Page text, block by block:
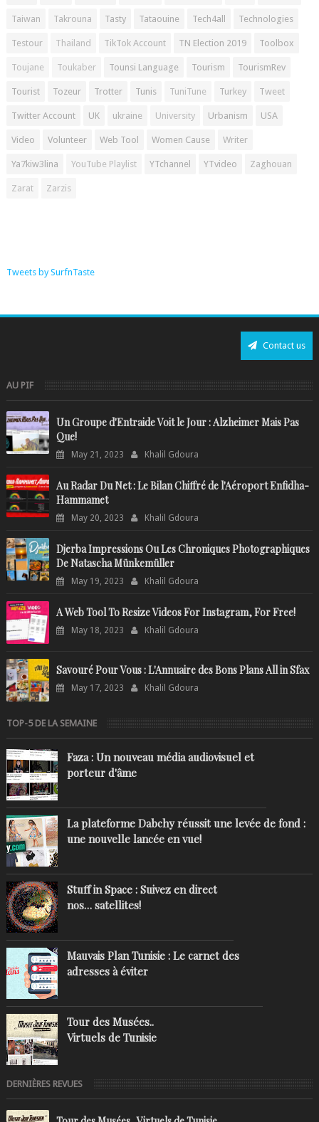
Taiwan Takrouna Tasty Tataouine Tech4all Technologies
Testour Thailand TikTok Account TN Election 2019 Toolbox
Toujane Toukaber Tounsi Language Tourism TourismRev
Tourist Tozeur Trotter Tunis TuniTune Turkey Tweet
Twitter Account UK ukraine University Urbanism USA
Video Volunteer Web Tool Women Cause Writer
Ya7kiw3lina YouTube Playlist YTchannel YTvideo Zaghouan
Zarat Zarzis
Tweets by SurfnTaste
Contact us
AU PIF
Un Groupe d'Entraide Voit le Jour : Alzheimer Mais Pas
Que!
May 21, 2023 Khalil Gdoura
Au Radar Du Net : Le Bilan Chiffré de l'Aéroport Enfidha-
Hammamet
May 20, 2023 Khalil Gdoura
Djerba Impressions Ou Les Chroniques Photographiques
De Natascha Münkemüller
May 19, 2023 Khalil Gdoura
A Web Tool To Resize Videos For Instagram, For Free!
May 18, 2023 Khalil Gdoura
Savouré Pour Vous : L'Annuaire des Bons Plans All in Sfax
May 17, 2023 Khalil Gdoura
TOP-5 DE LA SEMAINE
Faza : Un nouveau média audiovisuel et
porteur d'âme
La plateforme Dabchy réussit une levée de fond :
une nouvelle lancée en vue!
Stuff in Space : Suivez en direct
nos… satellites!
Mauvais Plan Tunisie : Le carnet des
adresses à éviter
Tour des Musées..
Virtuels de Tunisie
DERNIÈRES REVUES